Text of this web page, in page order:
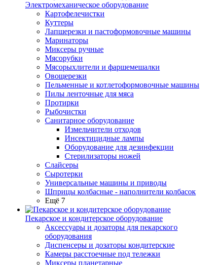
Электромеханическое оборудование
Картофелечистки
Куттеры
Лапшерезки и пастоформовочные машины
Маринаторы
Миксеры ручные
Мясорубки
Мясорыхлители и фаршемешалки
Овощерезки
Пельменные и котлетоформовочные машины
Пилы ленточные для мяса
Протирки
Рыбочистки
Санитарное оборудование
Измельчители отходов
Инсектицидные лампы
Оборудование для дезинфекции
Стерилизаторы ножей
Слайсеры
Сыротерки
Универсальные машины и приводы
Шприцы колбасные - наполнители колбасок
Ещё 7
Пекарское и кондитерское оборудование
Аксессуары и дозаторы для пекарского
оборудования
Диспенсеры и дозаторы кондитерские
Камеры расстоечные под тележки
Миксеры планетарные